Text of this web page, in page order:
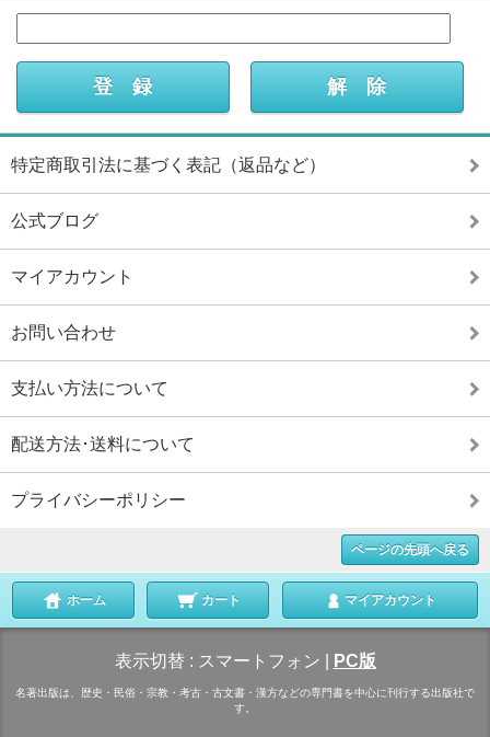
特定商取引法に基づく表記（返品など）
公式ブログ
マイアカウント
お問い合わせ
支払い方法について
配送方法･送料について
プライバシーポリシー
ページの先頭へ戻る
ホーム カート マイアカウント
表示切替 : スマートフォン PC版
名著出版は、歴史・民俗・宗教・考古・古文書・漢方などの専門書を中心に刊行する出版社で
す。